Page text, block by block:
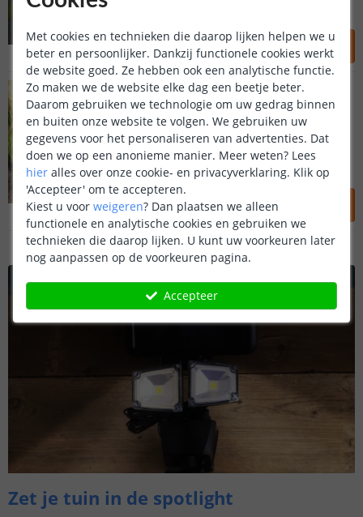
OP VOORRAAD
24,95
Solar tuinspots Double Twins
Warm wit licht
(99 reviews)
OP VOORRAAD
79,95
4 spots - los solarpaneel
Met afstandsbediening
Lichtopbrengst: 400 Lumen
Zet je tuin in de spotlight
Met cookies en technieken die daarop lijken helpen we u
beter en persoonlijker. Dankzij functionele cookies werkt
de website goed. Ze hebben ook een analytische functie.
Zo maken we de website elke dag een beetje beter.
Daarom gebruiken we technologie om uw gedrag binnen
en buiten onze website te volgen. We gebruiken uw
gegevens voor het personaliseren van advertenties. Dat
doen we op een anonieme manier. Meer weten? Lees
hier alles over onze cookie- en privacyverklaring. Klik op
'Accepteer' om te accepteren.
Kiest u voor weigeren? Dan plaatsen we alleen
functionele en analytische cookies en gebruiken we
technieken die daarop lijken. U kunt uw voorkeuren later
nog aanpassen op de voorkeuren pagina.
Accepteer